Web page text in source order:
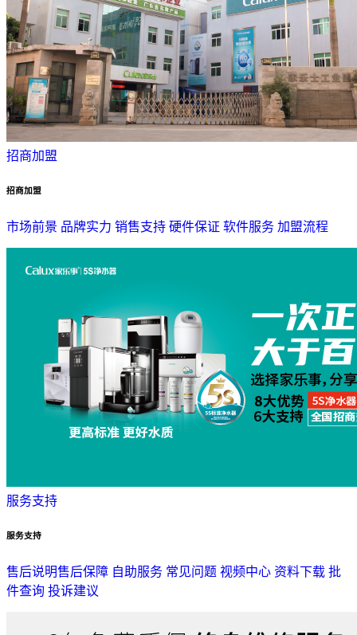
招商加盟
招商加盟
市场前景 品牌实力 销售支持 硬件保证 软件服务 加盟流程
服务支持
服务支持
售后说明售后保障 自助服务 常见问题 视频中心 资料下载 批
件查询 投诉建议